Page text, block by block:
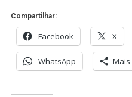
Compartilhar:
Facebook X
WhatsApp Mais